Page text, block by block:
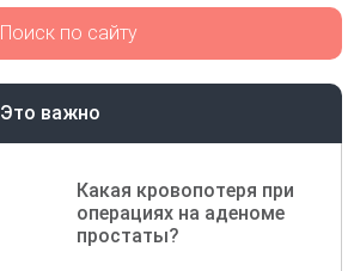
Поиск по сайту
Это важно
Какая кровопотеря при
операциях на аденоме
простаты?